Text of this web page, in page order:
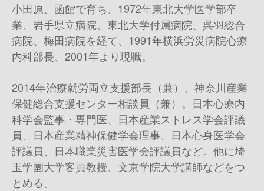
小田原、函館で育ち、 1972年東北大学医学部卒
業、岩手県立病院、東北大学付属病院、呉羽総合
病院、梅田病院を経て、 1991年横浜労災病院心療
内科部長、 2001年より現職。
2014年治療就労両立支援部長（兼）、神奈川産業
保健総合支援センター相談員（兼）。日本心療内
科学会監事・専門医、日本産業ストレス学会評議
員、日本産業精神保健学会理事、日本心身医学会
評議員、日本職業災害医学会評議員など。他に埼
玉学園大学客員教授、文京学院大学講師などをつ
とめる。